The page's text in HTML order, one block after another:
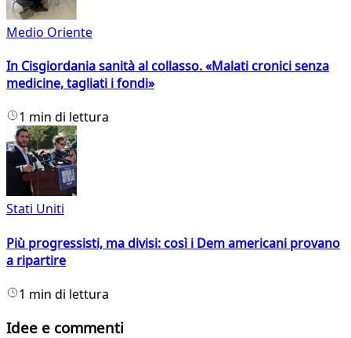
Medio Oriente
In Cisgiordania sanità al collasso. «Malati cronici senza
medicine, tagliati i fondi»
1 min di lettura
Stati Uniti
Più progressisti, ma divisi: così i Dem americani provano
a ripartire
1 min di lettura
Idee e commenti